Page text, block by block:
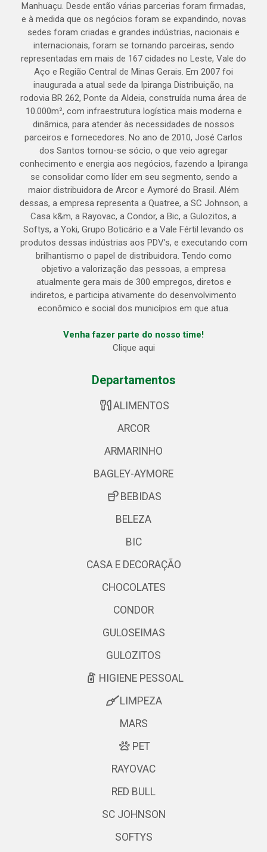
Manhuaçu. Desde então várias parcerias foram firmadas,
e à medida que os negócios foram se expandindo, novas
sedes foram criadas e grandes indústrias, nacionais e
internacionais, foram se tornando parceiras, sendo
representadas em mais de 167 cidades no Leste, Vale do
Aço e Região Central de Minas Gerais. Em 2007 foi
inaugurada a atual sede da Ipiranga Distribuição, na
rodovia BR 262, Ponte da Aldeia, construída numa área de
10.000m², com infraestrutura logística mais moderna e
dinâmica, para atender às necessidades de nossos
parceiros e fornecedores. No ano de 2010, José Carlos
dos Santos tornou-se sócio, o que veio agregar
conhecimento e energia aos negócios, fazendo a Ipiranga
se consolidar como líder em seu segmento, sendo a
maior distribuidora de Arcor e Aymoré do Brasil. Além
dessas, a empresa representa a Quatree, a SC Johnson, a
Casa k&m, a Rayovac, a Condor, a Bic, a Gulozitos, a
Softys, a Yoki, Grupo Boticário e a Vale Fértil levando os
produtos dessas indústrias aos PDV’s, e executando com
brilhantismo o papel de distribuidora. Tendo como
objetivo a valorização das pessoas, a empresa
atualmente gera mais de 300 empregos, diretos e
indiretos, e participa ativamente do desenvolvimento
econômico e social dos municípios em que atua.
Venha fazer parte do nosso time!
Clique aqui
Departamentos
ALIMENTOS
ARCOR
ARMARINHO
BAGLEY-AYMORE
BEBIDAS
BELEZA
BIC
CASA E DECORAÇÃO
CHOCOLATES
CONDOR
GULOSEIMAS
GULOZITOS
HIGIENE PESSOAL
LIMPEZA
MARS
PET
RAYOVAC
RED BULL
SC JOHNSON
SOFTYS